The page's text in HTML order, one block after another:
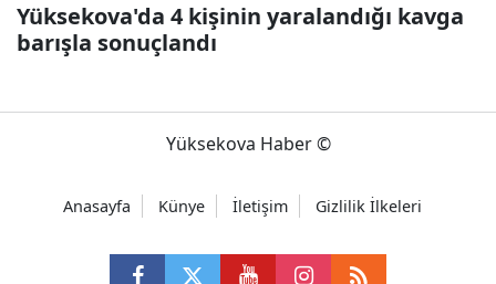
Yüksekova'da 4 kişinin yaralandığı kavga
barışla sonuçlandı
Yüksekova Haber ©
Anasayfa Künye İletişim Gizlilik İlkeleri